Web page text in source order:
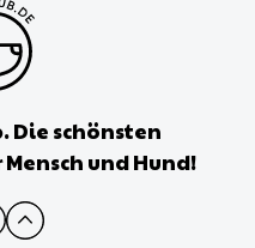
Die schönsten
und Hund!